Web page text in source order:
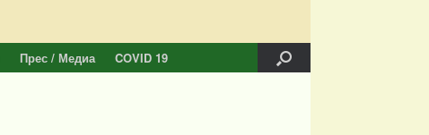
Прес / Медиа COVID 19